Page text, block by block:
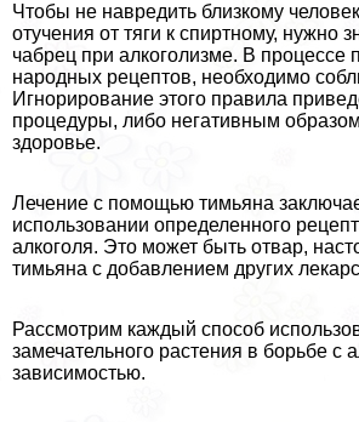
Чтобы не навредить близкому
отучения от тяги к спиртному, нужно
чабрец при алкоголизме. В процессе
народных рецептов, необходимо
Игнорирование этого правила
процедуры, либо негативным
здоровье.
Лечение с помощью тимьяна
использовании определенного
алкоголя. Это может быть отвар,
тимьяна с добавлением других
Рассмотрим каждый способ
замечательного растения в борьбе с
зависимостью.